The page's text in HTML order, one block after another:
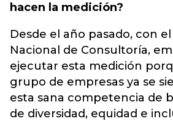
hacen la medición?
Desde el año pasado, con
Nacional de Consultoría,
ejecutar esta medición
grupo de empresas ya se
esta sana competencia de
de diversidad, equidad e